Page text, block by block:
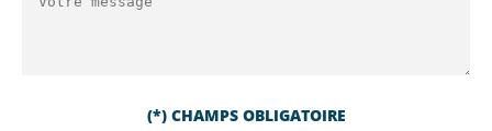
(*) CHAMPS OBLIGATOIRE